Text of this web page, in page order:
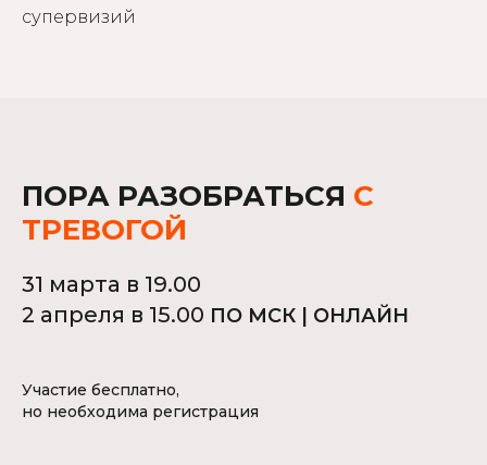
супервизий
ПОРА РАЗОБРАТЬСЯ С
ТРЕВОГОЙ
31 марта в 19.00
2 апреля в 15.00 ПО МСК | ОНЛАЙН
Участие бесплатно,
но необходима регистрация